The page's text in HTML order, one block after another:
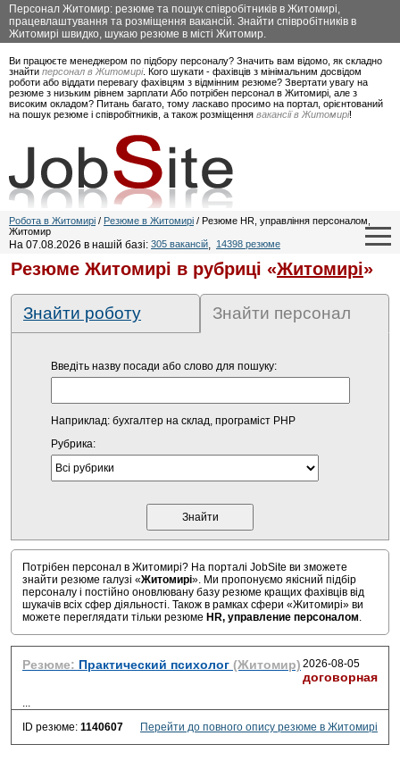
Персонал Житомир: резюме та пошук співробітників в Житомирі,
працевлаштування та розміщення вакансій. Знайти співробітників в
Житомирі швидко, шукаю резюме в місті Житомир.
Ви працюєте менеджером по підбору персоналу? Значить вам відомо, як складно
знайти персонал в Житомирі. Кого шукати - фахівців з мінімальним досвідом
роботи або віддати перевагу фахівцям з відмінним резюме? Звертати увагу на
резюме з низьким рівнем зарплати Або потрібен персонал в Житомирі, але з
високим окладом? Питань багато, тому ласкаво просимо на портал, орієнтований
на пошук резюме і співробітників, а також розміщення вакансії в Житомирі!
Робота в Житомирі / Резюме в Житомирі / Резюме HR, управління персоналом,
Житомир
На 07.08.2026 в нашій базі: 305 вакансій, 14398 резюме
Резюме Житомирі в рубриці «Житомирі»
Знайти роботу Знайти персонал
Введіть назву посади або слово для пошуку:
Наприклад: бухгалтер на склад, програміст PHP
Рубрика:
Потрібен персонал в Житомирі? На порталі JobSite ви зможете
знайти резюме галузі «Житомирі». Ми пропонуємо якісний підбір
персоналу і постійно оновлювану базу резюме кращих фахівців від
шукачів всіх сфер діяльності. Також в рамках сфери «Житомирі» ви
можете переглядати тільки резюме HR, управление персоналом.
Резюме: Практический психолог (Житомир) 2026-08-05
договорная
...
ID резюме: 1140607 Перейти до повного опису резюме в Житомирі